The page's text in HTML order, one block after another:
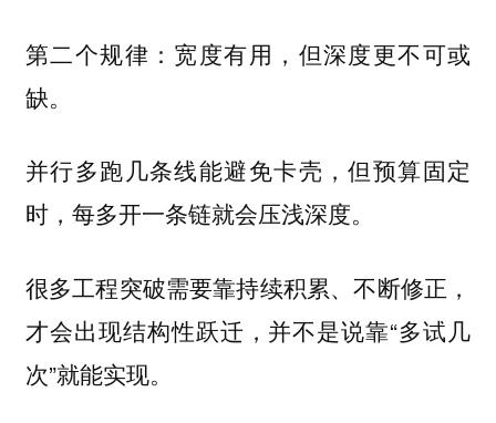
第二个规律： 宽度有用，但深度更不可或
缺。
并行多跑几条线能避免卡壳，但预算固定
时，每多开一条链就会压浅深度。
很多工程突破需要靠持续积累、不断修正，
才会出现结构性跃迁，并不是说靠“多试几
次”就能实现。